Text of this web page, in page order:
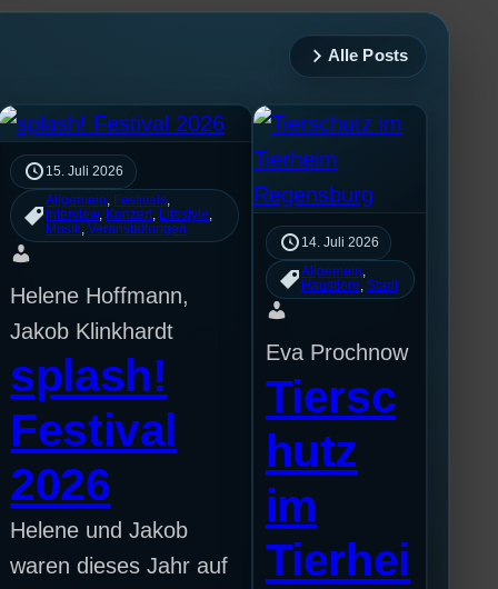
Alle Posts
15. Juli 2026
Allgemein Festivals
Interview, Konzert Lifestyle
Musik , Veranstaltungen
Helene Hoffmann,
Jakob Klinkhardt
splash!
Festival
2026
Helene und Jakob
waren dieses Jahr auf
14. Juli 2026
Allgemein
Haustiere Stadt
Eva Prochnow
Tiersc
hutz
im
Tierhei